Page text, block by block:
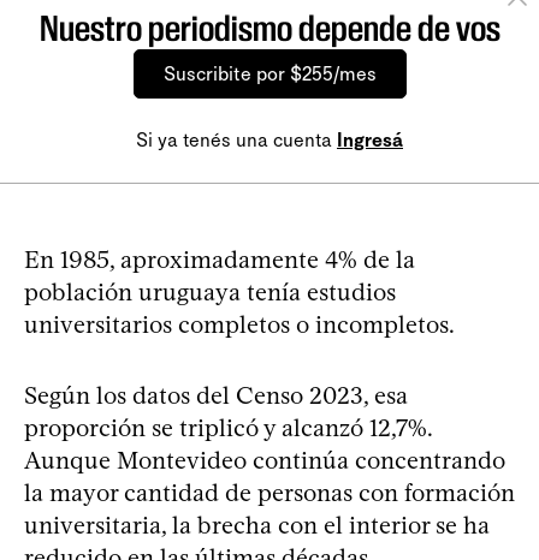
Nuestro periodismo depende de vos
Suscribite por $255/mes
Si ya tenés una cuenta Ingresá
En 1985, aproximadamente 4% de la
población uruguaya tenía estudios
universitarios completos o incompletos.
Según los datos del Censo 2023, esa
proporción se triplicó y alcanzó 12,7%.
Aunque Montevideo continúa concentrando
la mayor cantidad de personas con formación
universitaria, la brecha con el interior se ha